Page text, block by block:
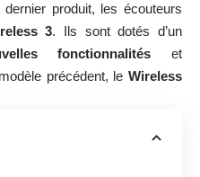
produit, les écouteurs
3. Ils sont dotés d’un
fonctionnalités et
précédent, le Wireless